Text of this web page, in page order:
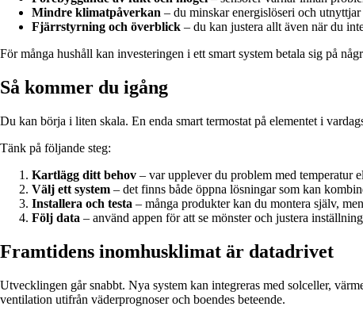
Mindre klimatpåverkan – du minskar energislöseri och utnyttjar
Fjärrstyrning och överblick – du kan justera allt även när du
För många hushåll kan investeringen i ett smart system betala sig på
Så kommer du igång
Du kan börja i liten skala. En enda smart termostat på elementet i
Tänk på följande steg:
Kartlägg ditt behov – var upplever du problem med temperatur
Välj ett system – det finns både öppna lösningar som kan
Installera och testa – många produkter kan du montera själv,
Följ data – använd appen för att se mönster och justera
Framtidens inomhusklimat är datadrivet
Utvecklingen går snabbt. Nya system kan integreras med solceller,
ventilation utifrån väderprognoser och boendes beteende.